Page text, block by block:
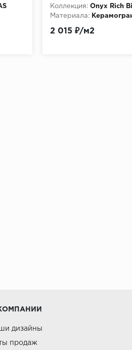
Коллекция: Onyx Rich
Материала:
2 015 ₽/м2
дизайны
продаж